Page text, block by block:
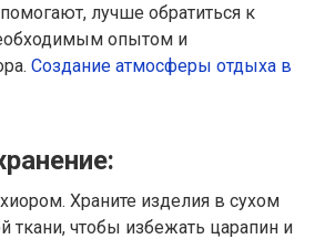
лучше обратиться к
опытом и
Создание атмосферы отдыха в
Храните изделия в сухом
ткани, чтобы избежать царапин и